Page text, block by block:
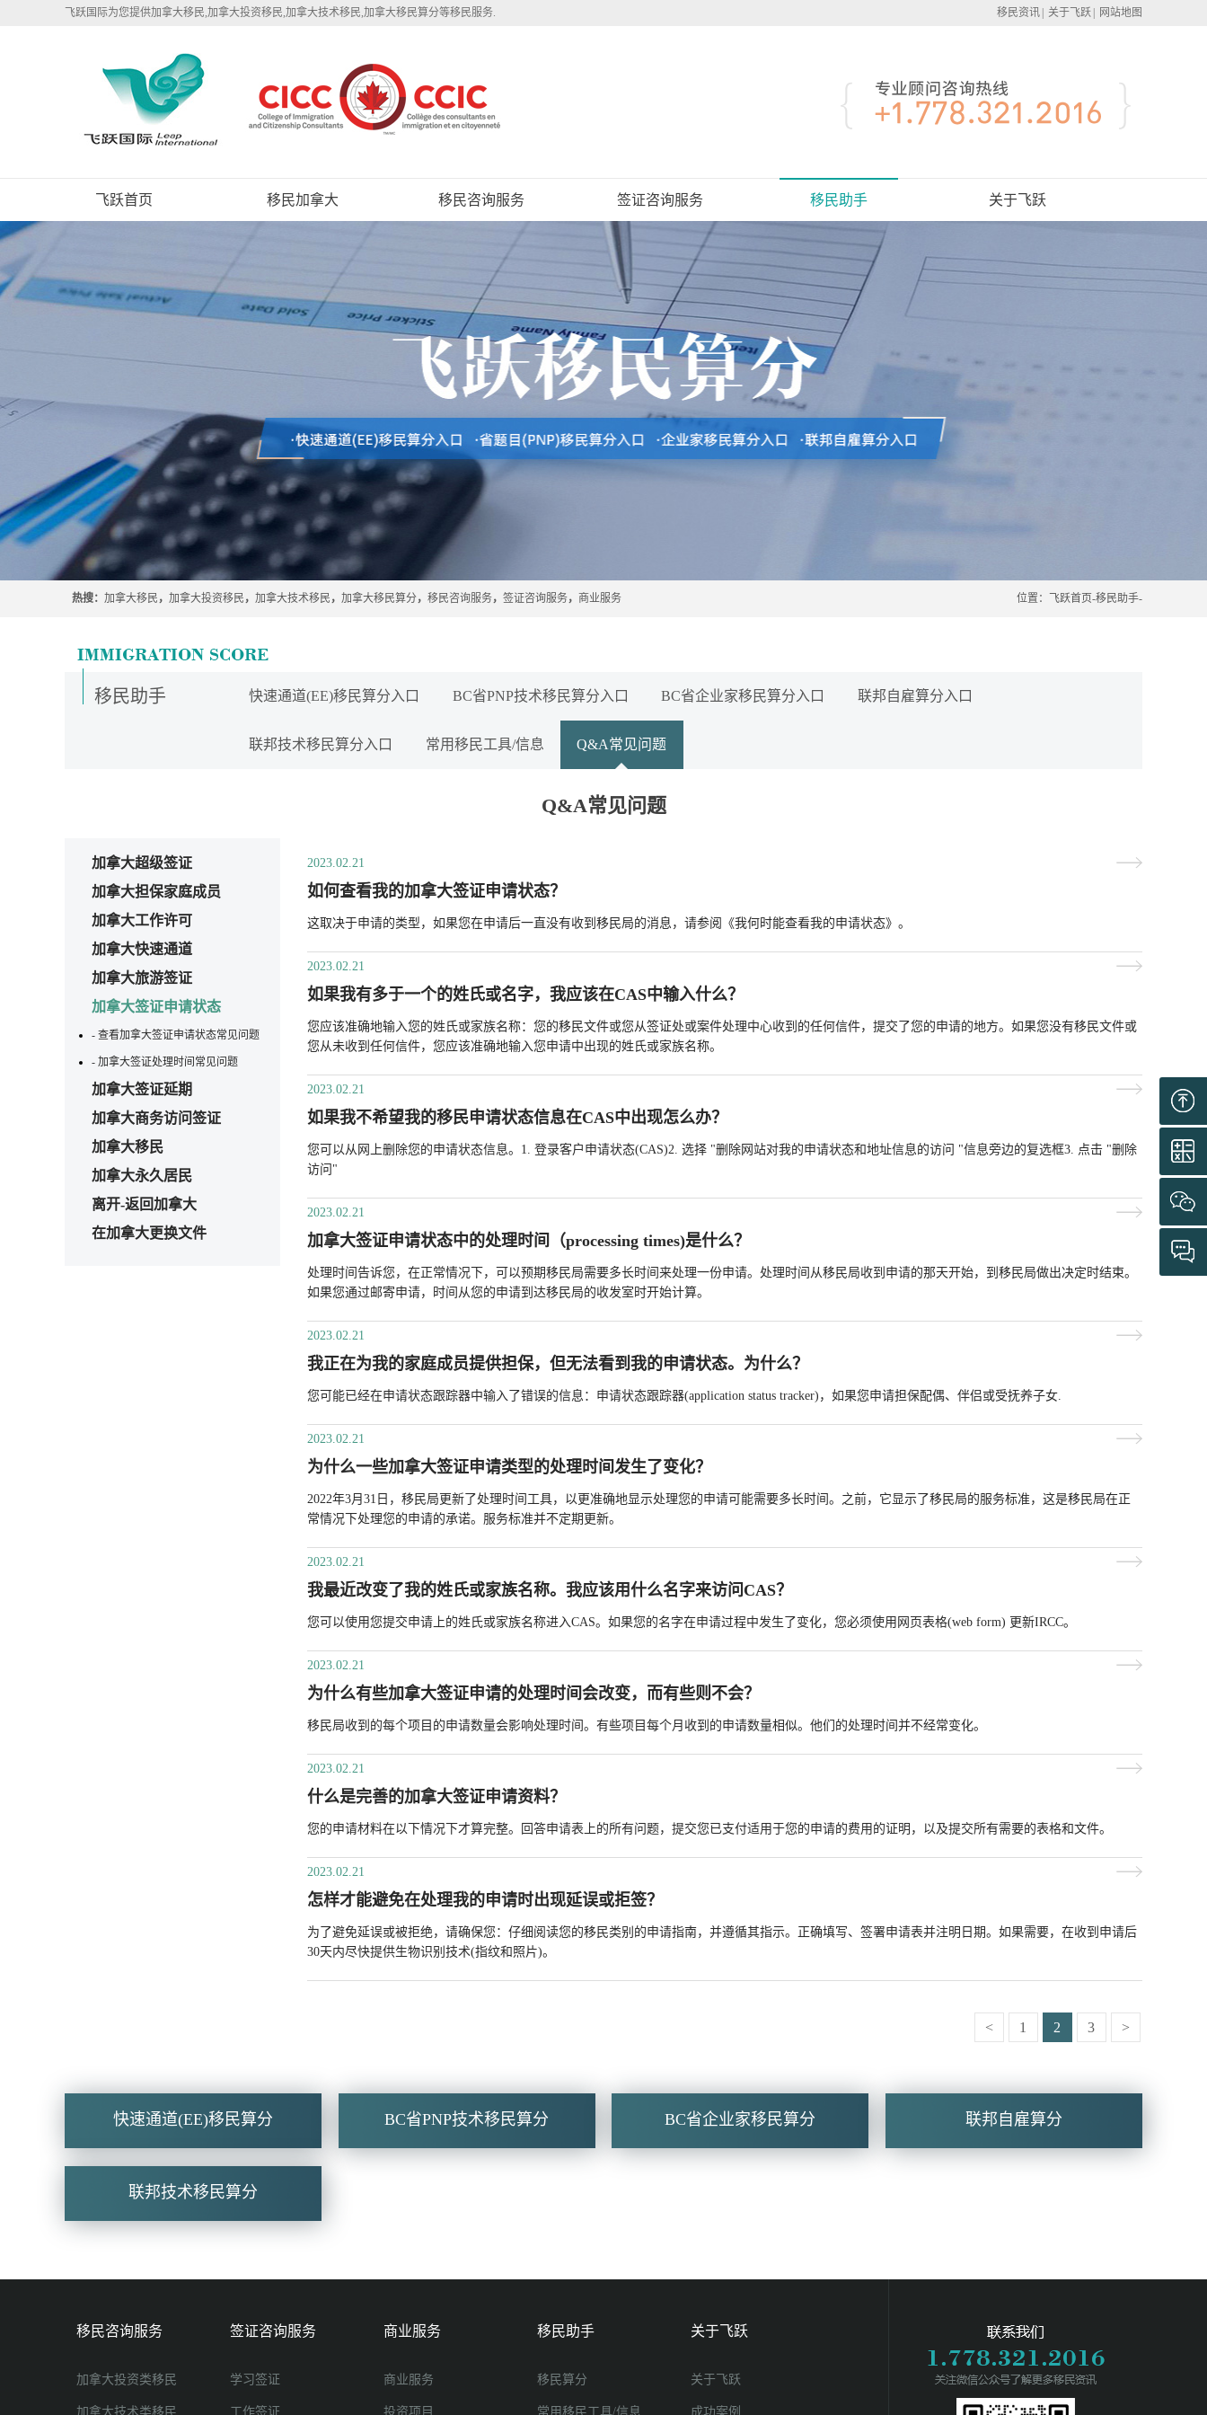
飞跃国际为您提供加拿大移民,加拿大投资移民,加拿大技术移民,加拿大移民算分等移民服务. 移民资讯 关于飞跃 网站地图
飞跃首页 移民加拿大 移民咨询服务 签证咨询服务 移民助手 关于飞跃
热搜： 加拿大移民 ， 加拿大投资移民 ， 加拿大技术移民 ， 加拿大移民算分， 移民咨询服务， 签证咨询服务， 商业服务 位置： 飞跃首页-移民助手-
移民助手 快速通道(EE)移民算分入口 BC省PNP技术移民算分入口 BC省企业家移民算分入口 联邦自雇算分入口
联邦技术移民算分入口 常用移民工具/信息 Q&A常见问题
Q&A常见问题
加拿大超级签证
加拿大担保家庭成员
加拿大工作许可
加拿大快速通道
加拿大旅游签证
加拿大签证申请状态
- 查看加拿大签证申请状态常见问题
- 加拿大签证处理时间常见问题
加拿大签证延期
加拿大商务访问签证
加拿大移民
加拿大永久居民
离开-返回加拿大
在加拿大更换文件
2023.02.21
如何查看我的加拿大签证申请状态？
这取决于申请的类型，如果您在申请后一直没有收到移民局的消息，请参阅《我何时能查看我的申请状态》。
2023.02.21
如果我有多于一个的姓氏或名字，我应该在CAS中输入什么？
您应该准确地输入您的姓氏或家族名称：您的移民文件或您从签证处或案件处理中心收到的任何信件，提交了您的申请的地方。如果您没有移民文件或
您从未收到任何信件，您应该准确地输入您申请中出现的姓氏或家族名称。
2023.02.21
如果我不希望我的移民申请状态信息在CAS中出现怎么办？
您可以从网上删除您的申请状态信息。1. 登录客户申请状态(CAS)2. 选择 "删除网站对我的申请状态和地址信息的访问 "信息旁边的复选框3. 点击 "删除
访问"
2023.02.21
加拿大签证申请状态中的处理时间（processing times)是什么？
处理时间告诉您，在正常情况下，可以预期移民局需要多长时间来处理一份申请。处理时间从移民局收到申请的那天开始，到移民局做出决定时结束。
如果您通过邮寄申请，时间从您的申请到达移民局的收发室时开始计算。
2023.02.21
我正在为我的家庭成员提供担保，但无法看到我的申请状态。为什么？
您可能已经在申请状态跟踪器中输入了错误的信息：申请状态跟踪器(application status tracker)，如果您申请担保配偶、伴侣或受抚养子女.
2023.02.21
为什么一些加拿大签证申请类型的处理时间发生了变化？
2022年3月31日，移民局更新了处理时间工具，以更准确地显示处理您的申请可能需要多长时间。之前，它显示了移民局的服务标准，这是移民局在正
常情况下处理您的申请的承诺。服务标准并不定期更新。
2023.02.21
我最近改变了我的姓氏或家族名称。我应该用什么名字来访问CAS？
您可以使用您提交申请上的姓氏或家族名称进入CAS。如果您的名字在申请过程中发生了变化，您必须使用网页表格(web form) 更新IRCC。
2023.02.21
为什么有些加拿大签证申请的处理时间会改变，而有些则不会？
移民局收到的每个项目的申请数量会影响处理时间。有些项目每个月收到的申请数量相似。他们的处理时间并不经常变化。
2023.02.21
什么是完善的加拿大签证申请资料？
您的申请材料在以下情况下才算完整。回答申请表上的所有问题，提交您已支付适用于您的申请的费用的证明，以及提交所有需要的表格和文件。
2023.02.21
怎样才能避免在处理我的申请时出现延误或拒签？
为了避免延误或被拒绝，请确保您：仔细阅读您的移民类别的申请指南，并遵循其指示。正确填写、签署申请表并注明日期。如果需要，在收到申请后
30天内尽快提供生物识别技术(指纹和照片)。
< 1 2 3 >
快速通道(EE)移民算分 BC省PNP技术移民算分 BC省企业家移民算分 联邦自雇算分
联邦技术移民算分
移民咨询服务
加拿大投资类移民
加拿大技术类移民
签证咨询服务
学习签证
工作签证
商业服务
商业服务
投资项目
移民助手
移民算分
常用移民工具/信息
关于飞跃
关于飞跃
成功案例